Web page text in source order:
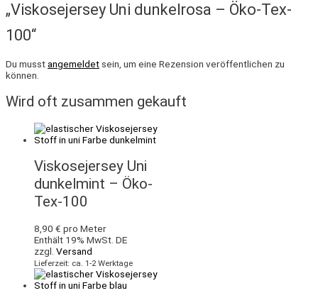
„Viskosejersey Uni dunkelrosa – Öko-Tex-
100“
Du musstangemeldet sein, um eine Rezension veröffentlichen zu
können.
Wird oft zusammen gekauft
Viskosejersey Uni
dunkelmint – Öko-
Tex-100
8,90 € pro Meter
Enthält 19% MwSt. DE
zzgl. Versand
Lieferzeit: ca. 1-2 Werktage